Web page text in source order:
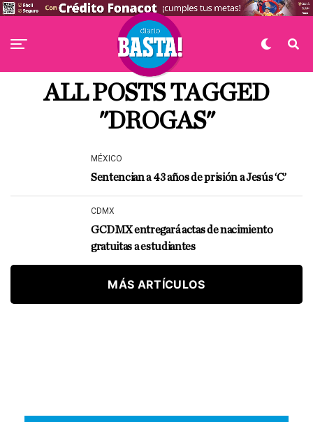
ALL POSTS TAGGED
"DROGAS"
MÉXICO
Sentencian a 43 años de prisión a Jesús ‘C’
CDMX
GCDMX entregará actas de nacimiento
gratuitas a estudiantes
MÁS ARTÍCULOS